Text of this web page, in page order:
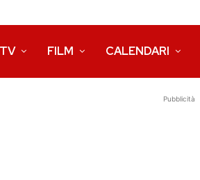
FILM CALENDARI
Pubblicità